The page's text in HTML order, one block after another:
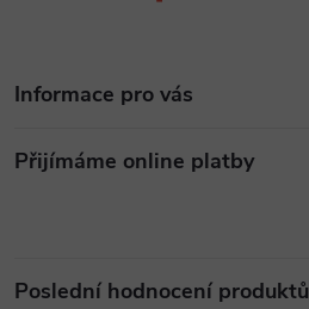
Informace pro vás
Přijímáme online platby
Poslední hodnocení produktů